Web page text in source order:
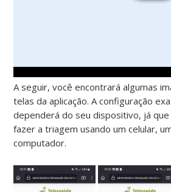
A seguir, você encontrará algumas
telas da aplicação. A configuração
dependerá do seu dispositivo, já
fazer a triagem usando um celular,
computador.